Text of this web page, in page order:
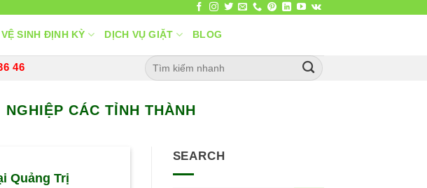
SINH ĐỊNH KỲ DỊCH VỤ GIẶT BLOG
46
NGHIỆP CÁC TỈNH THÀNH
Quảng Trị
SEARCH